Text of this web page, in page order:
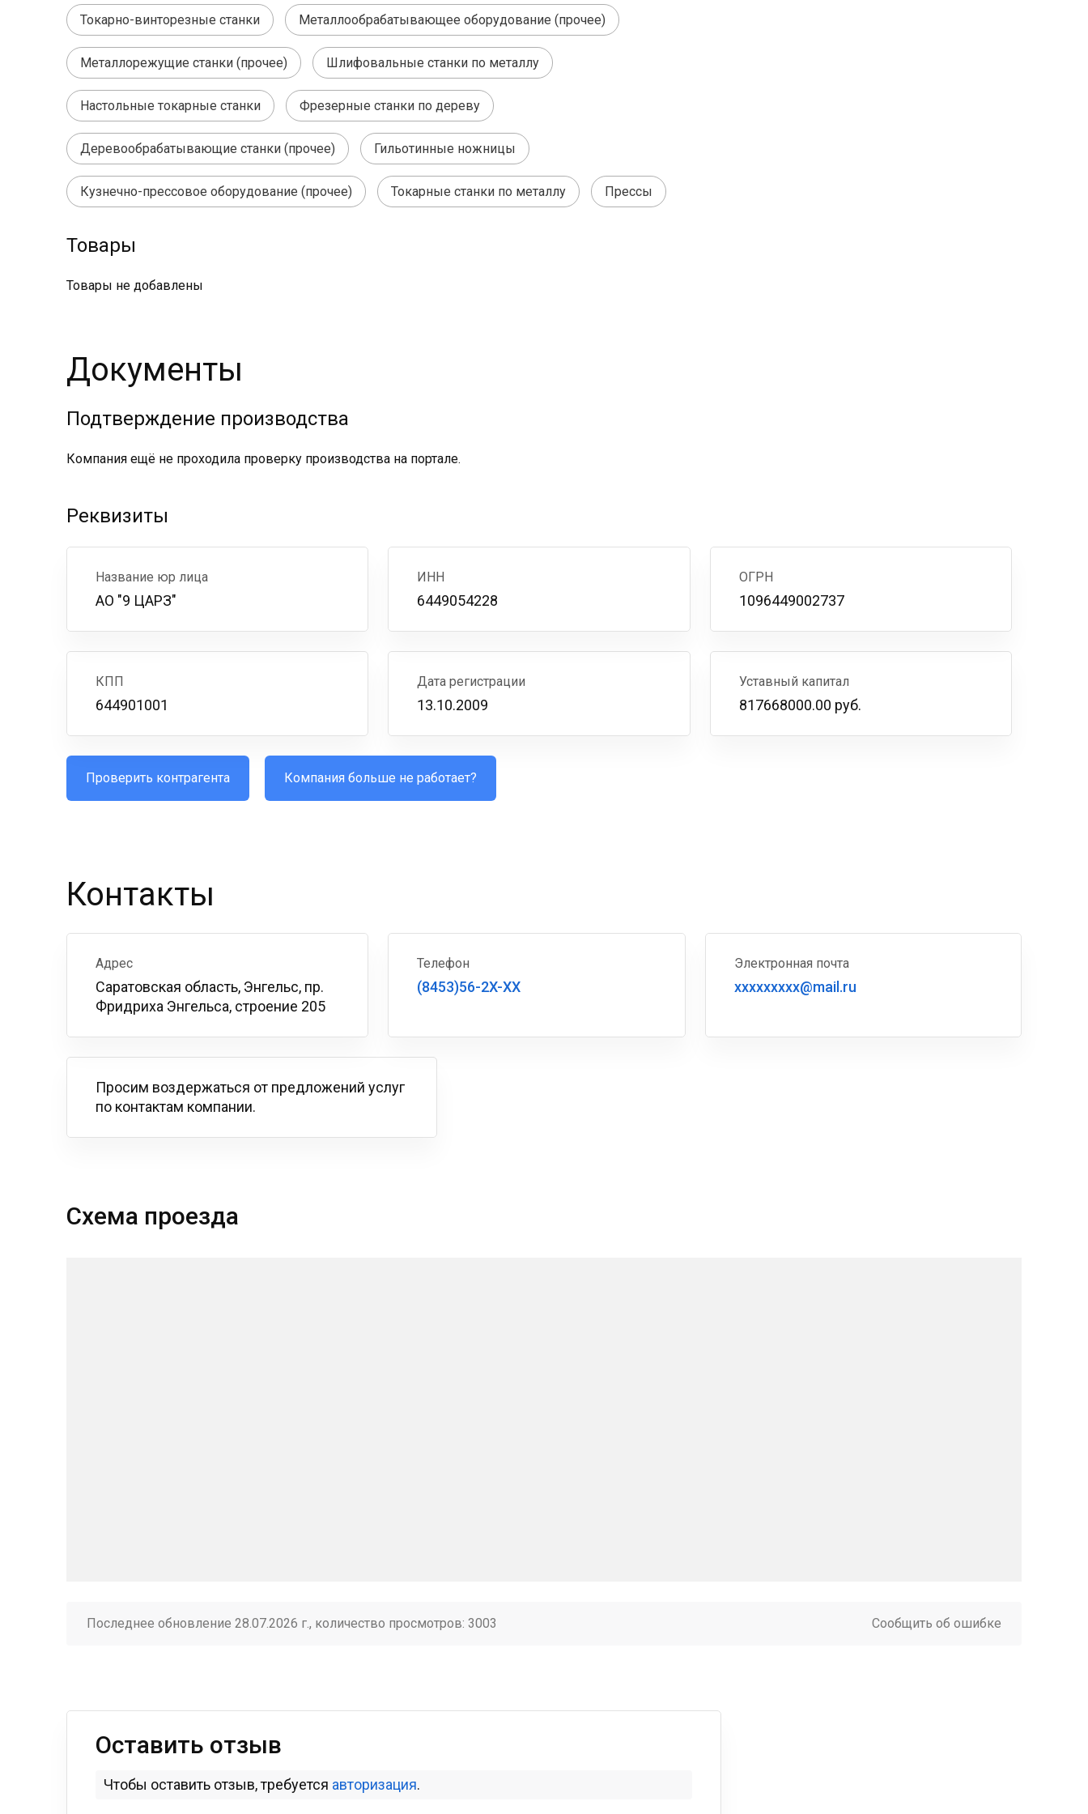
Токарно-винторезные станки Металлообрабатывающее оборудование (прочее)
Металлорежущие станки (прочее) Шлифовальные станки по металлу
Настольные токарные станки Фрезерные станки по дереву
Деревообрабатывающие станки (прочее) Гильотинные ножницы
Кузнечно-прессовое оборудование (прочее) Токарные станки по металлу Прессы
Товары
Товары не добавлены
Документы
Подтверждение производства
Компания ещё не проходила проверку производства на портале.
Реквизиты
Название юр лица
АО "9 ЦАРЗ"
ИНН
6449054228
ОГРН
1096449002737
КПП
644901001
Дата регистрации
13.10.2009
Уставный капитал
817668000.00 руб.
Проверить контрагента Компания больше не работает?
Контакты
Адрес
Саратовская область, Энгельс, пр.
Фридриха Энгельса, строение 205
Телефон
(8453)56-2X-XX
Электронная почта
xxxxxxxxx@mail.ru
Просим воздержаться от предложений услуг
по контактам компании.
Схема проезда
Последнее обновление 28.07.2026 г., количество просмотров: 3003 Сообщить об ошибке
Оставить отзыв
Чтобы оставить отзыв, требуется авторизация.